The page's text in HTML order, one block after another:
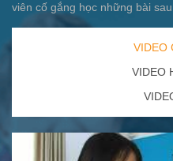
viên cố gắng học những bài
VIDEO
VIDEO
Hoạt động ngoại khóa tại
Hoạt động ngoại khóa tại